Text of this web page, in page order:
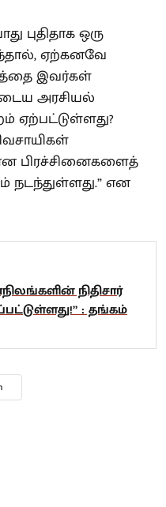
புதிதாக ஒரு
ஏற்கனவே
இவர்கள்
அரசியல்
ஏற்பட்டுள்ளது?
பிரச்சினைகளைத்
நடந்துள்ளது.” என
நிதிசார்
: தங்கம்